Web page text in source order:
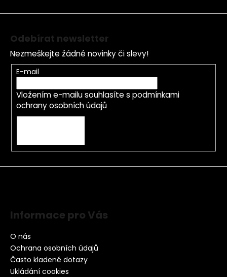
Odebírat newsletter
Nezmeškejte žádné novinky či slevy!
E-mail
Vložením e-mailu souhlasíte s podmínkami
ochrany osobních údajů
Informace pro Vás
O nás
Ochrana osobních údajů
Často kladené dotazy
Ukládání cookies